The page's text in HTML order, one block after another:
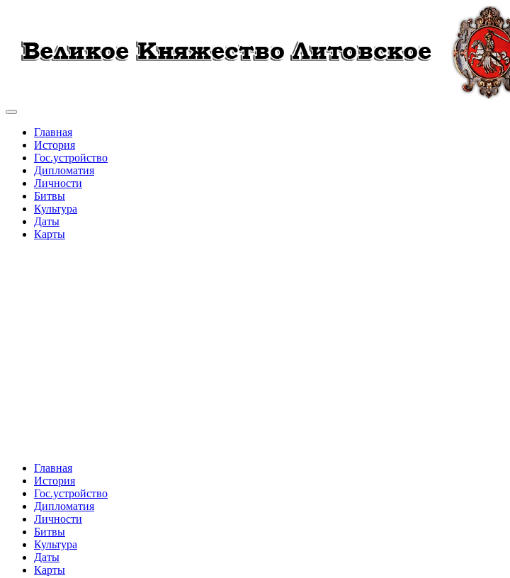
Главная
История
Гос.устройство
Дипломатия
Личности
Битвы
Культура
Даты
Карты
Главная
История
Гос.устройство
Дипломатия
Личности
Битвы
Культура
Даты
Карты